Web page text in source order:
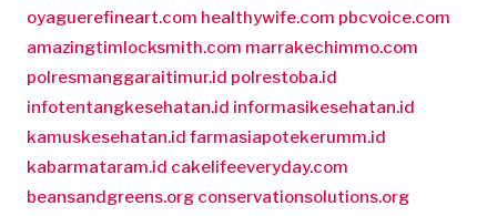
oyaguerefineart.com healthywife.com pbcvoice.com
amazingtimlocksmith.com marrakechimmo.com
polresmanggaraitimur.id polrestoba.id
infotentangkesehatan.id informasikesehatan.id
kamuskesehatan.id farmasiapotekerumm.id
kabarmataram.id cakelifeeveryday.com
beansandgreens.org conservationsolutions.org